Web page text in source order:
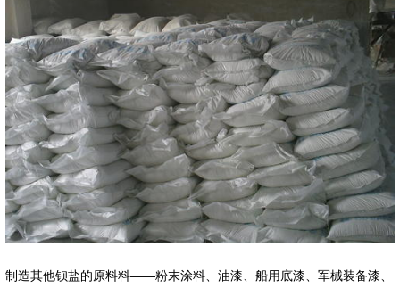
制造其他钡盐的原料料——粉末涂料、油漆、船用底漆、军械装备漆、